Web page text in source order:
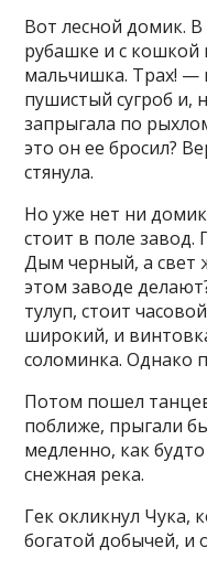
Вот лесной домик.
рубашке и с кошкой
мальчишка. Трах! —
пушистый сугроб и,
запрыгала по
это он ее бросил?
стянула.
Но уже нет ни
стоит в поле завод.
Дым черный, а свет
этом заводе
тулуп, стоит
широкий, и
соломинка. Однако
Потом пошел
поближе, прыгали
медленно, как
снежная река.
Гек окликнул Чука,
богатой добычей, и